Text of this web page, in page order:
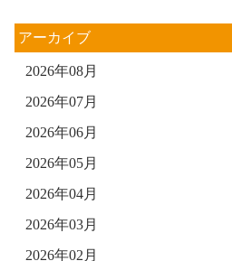
アーカイブ
2026年08月
2026年07月
2026年06月
2026年05月
2026年04月
2026年03月
2026年02月